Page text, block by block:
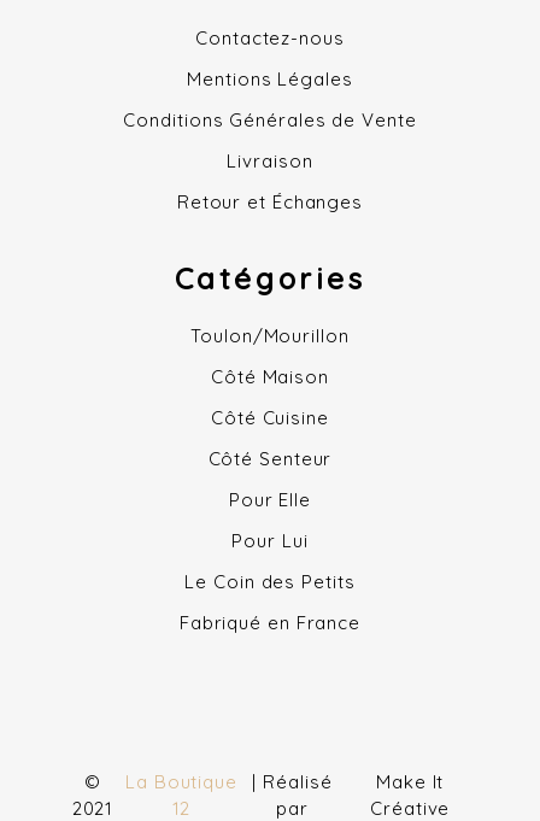
Contactez-nous
Mentions Légales
Conditions Générales de Vente
Livraison
Retour et Échanges
Catégories
Toulon/Mourillon
Côté Maison
Côté Cuisine
Côté Senteur
Pour Elle
Pour Lui
Le Coin des Petits
Fabriqué en France
©
2021
La Boutique
12
| Réalisé
par
Make It
Créative